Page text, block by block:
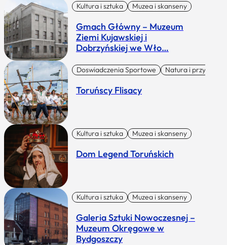
Kultura i sztuka Muzea i skanseny
Gmach Główny – Muzeum
Ziemi Kujawskiej i
Dobrzyńskiej we Wło…
Doswiadczenia Sportowe Natura i przygoda
Toruńscy Flisacy
Kultura i sztuka Muzea i skanseny
Dom Legend Toruńskich
Kultura i sztuka Muzea i skanseny
Galeria Sztuki Nowoczesnej –
Muzeum Okręgowe w
Bydgoszczy